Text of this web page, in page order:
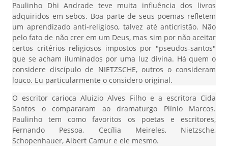
Paulinho Dhi Andrade teve muita influência dos livros
adquiridos em sebos. Boa parte de seus poemas refletem
um aprendizado anti-religioso, talvez até anticristão. Não
pelo fato de não crer em um Deus, mas sim por não aceitar
certos critérios religiosos impostos por "pseudos-santos"
que se acham iluminados por uma luz divina. Há quem o
considere discípulo de NIETZSCHE, outros o consideram
louco. Eu particularmente o considero original.
O escritor carioca Aluizio Alves Filho e a escritora Cida
Santos o compararam ao dramaturgo Plínio Marcos.
Paulinho tem como favoritos os poetas e escritores,
Fernando Pessoa, Cecília Meireles, Nietzsche,
Schopenhauer, Albert Camur e ele mesmo.